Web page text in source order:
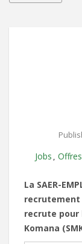
Jobs
La SAER-
recrutement
recrute pour
Komana